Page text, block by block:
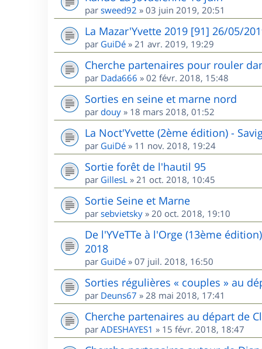
par sweed92 » 03 juin 2019, 20:51
La Mazar'Yvette 2019 [91] 26/05/
par GuiDé » 21 avr. 2019, 19:29
Cherche partenaires pour rouler
par Dada666 » 02 févr. 2018, 15:48
Sorties en seine et marne nord
par douy » 18 mars 2018, 01:52
La Noct'Yvette (2ème édition) -
par GuiDé » 11 nov. 2018, 19:24
Sortie forêt de l'hautil 95
par GillesL » 21 oct. 2018, 10:45
Sortie Seine et Marne
par sebvietsky » 20 oct. 2018, 19:10
De l'YVeTTe à l'Orge (13ème
2018
par GuiDé » 07 juil. 2018, 16:50
Sorties régulières « couples » au
par Deuns67 » 28 mai 2018, 17:41
Cherche partenaires au départ de
par ADESHAYES1 » 15 févr. 2018, 18:47